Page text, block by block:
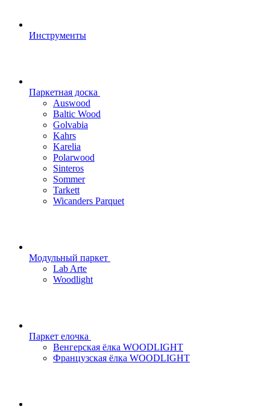
Инструменты
Паркетная доска
Auswood
Baltic Wood
Golvabia
Kahrs
Karelia
Polarwood
Sinteros
Sommer
Tarkett
Wicanders Parquet
Модульный паркет
Lab Arte
Woodlight
Паркет елочка
Венгерская ёлка WOODLIGHT
Французская ёлка WOODLIGHT